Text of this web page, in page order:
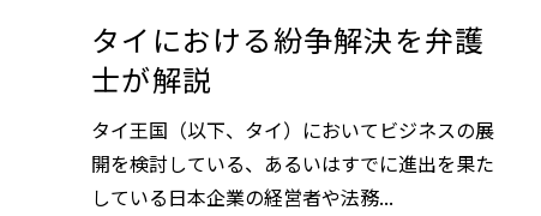
タイにおける紛争解決を弁護
士が解説
タイ王国（以下、タイ）においてビジネスの展
開を検討している、あるいはすでに進出を果た
している日本企業の経営者や法務...